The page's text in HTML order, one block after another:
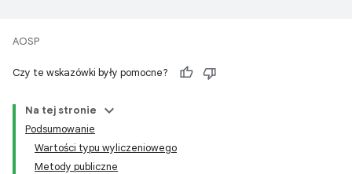
AOSP
Czy te wskazówki były pomocne?
Na tej stronie
Podsumowanie
Wartości typu wyliczeniowego
Metody publiczne